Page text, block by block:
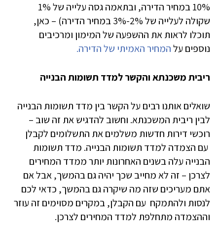
10% במחיר הדירה, ובתאמה גסה עלייה של 1%
שקולה לעלייה של 2%-3% במחיר הדירה) – כאן,
תוכלו לראות את ההשפעה של המימון ומרכיבים
נוספים עלהמחיר האמיתי של הדירה.
ריבית משכנתא והקשר למדד תשומות הבנייה
שואלים אותנו רבים על הקשר בין מדד תשומות הבנייה
לבין ריבית המשכנתא. וחשוב להדגיש את זה שוב –
רוכשי דירות חדשות משלמים את התשלומים לקבלן
עם הצמדה למדד תשומות הבנייה. מדד תשומות
הבנייה עלה בשנים האחרונות יותר ממדד המחירים
לצרכן – זה לא מחייב שכך יהיה גם בהמשך, אבל אם
אתם מעריכים שזה מה שיקרה גם בהמשך, כדאי לכם
לנסות ולהתמקח עם הקבלן, במקרים מסוימים זה עוזר
וההצמדה מתחלפת למדד המחירים לצרכן.